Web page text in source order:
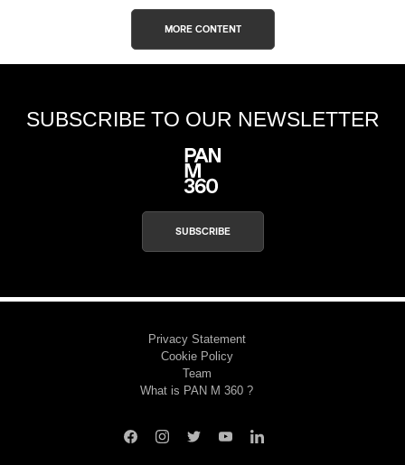
MORE CONTENT
SUBSCRIBE TO OUR NEWSLETTER
SUBSCRIBE
Privacy Statement
Cookie Policy
Team
What is PAN M 360 ?